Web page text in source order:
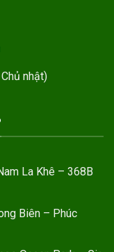
nhật)
La Khê – 368B
Biên – Phúc